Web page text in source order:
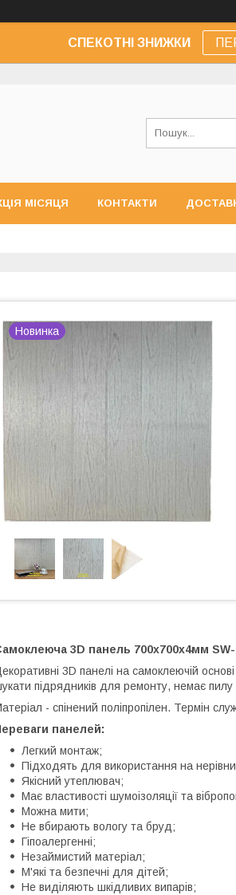
СПЕКОТНІ ЗНИЖКИ
МІСЯЦЯ КОНТАКТИ
Новинка
3D панель 700х700х4мм SW-
3D панелі на самоклеючій
підрядників для ремонту, немає пилу
- спінений поліпропілен. Термін
панелей:
Легкий монтаж;
Підходять для використання на
Якісний утеплювач;
Має властивості шумоізоляції та
Можна мити;
Не вбирають вологу та бруд;
Гіпоалергенні;
Незаймистий матеріал;
М'які та безпечні для дітей;
Не виділяють шкідливих випарів;